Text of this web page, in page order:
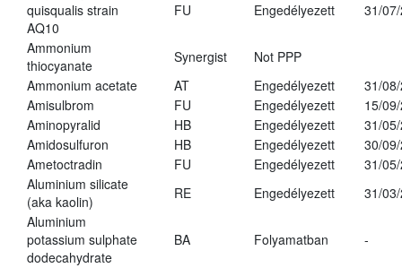
quisqualis strain
AQ10
FU Engedélyezett 31/
Ammonium
thiocyanate
Synergist
Not PPP
Ammonium acetate
AT Engedélyezett
31/
Amisulbrom
FU Engedélyezett
15/
Aminopyralid
HB Engedélyezett
31/
Amidosulfuron
HB Engedélyezett
30/
Ametoctradin
FU Engedélyezett
31/
Aluminium silicate
(aka kaolin)
RE Engedélyezett
31/
Aluminium
potassium sulphate
dodecahydrate
BA Folyamatban -